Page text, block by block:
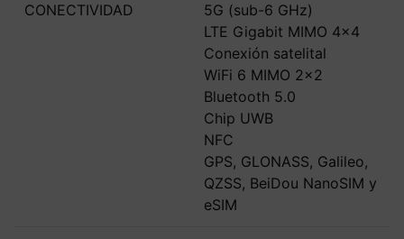
CONECTIVIDAD
5G (sub-6 GHz)
LTE Gigabit MIMO 4x4
Conexión satelital
WiFi 6 MIMO 2x2
Bluetooth 5.0
Chip UWB
NFC
GPS, GLONASS, Galileo,
QZSS, BeiDou NanoSIM y
eSIM